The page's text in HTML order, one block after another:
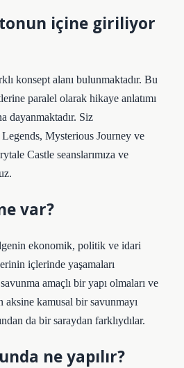
içine giriliyor
konsept alanı bulunmaktadır. Bu
paralel olarak hikaye anlatımı
dayanmaktadır. Siz
Mysterious Journey ve
Castle seanslarımıza ve
var?
ekonomik, politik ve idari
içlerinde yaşamaları
amaçlı bir yapı olmaları ve
aksine kamusal bir savunmayı
da bir saraydan farklıydılar.
ne yapılır?